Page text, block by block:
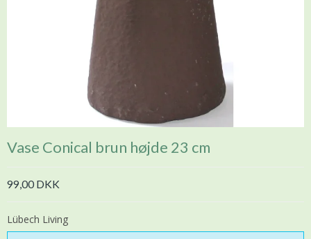
Vase Conical brun højde 23 cm
99,00 DKK
Lübech Living